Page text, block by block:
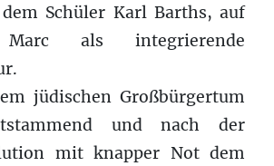
Schüler Karl Barths, auf
Marc als integrierende
jüdischen Großbürgertum
und nach der
mit knapper Not dem